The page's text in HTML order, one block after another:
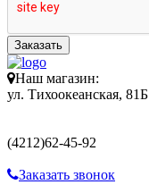
Заказать
Наш магазин:
ул. Тихоокеанская, 81Б
(4212)62-45-92
Заказать звонок